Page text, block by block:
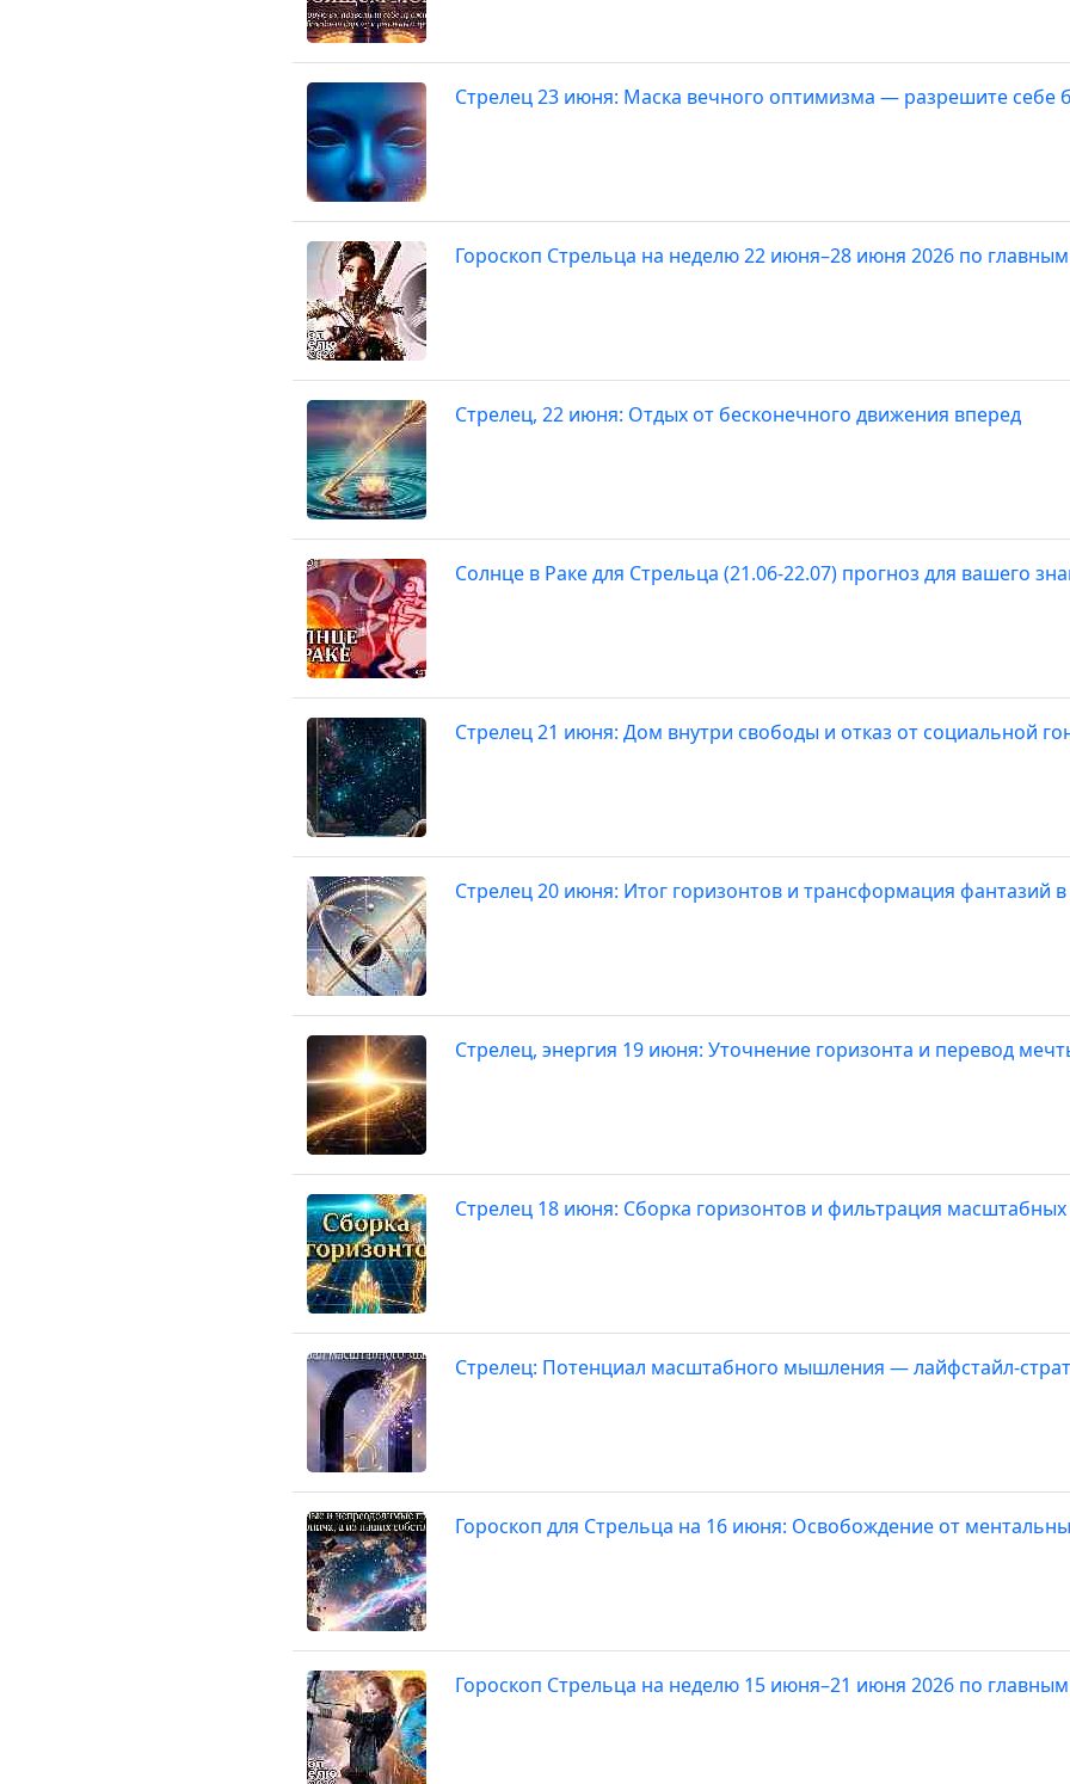
Стрелец 23 июня: Маска вечного оптимизма — разрешите себе
Гороскоп Стрельца на неделю 22 июня–28 июня 2026 по
Стрелец, 22 июня: Отдых от бесконечного движения вперед
Солнце в Раке для Стрельца (21.06-22.07) прогноз для вашего
Стрелец 21 июня: Дом внутри свободы и отказ от социальной
Стрелец 20 июня: Итог горизонтов и трансформация фантазий
Стрелец, энергия 19 июня: Уточнение горизонта и перевод
Стрелец 18 июня: Сборка горизонтов и фильтрация
Стрелец: Потенциал масштабного мышления — лайфстайл-
Гороскоп для Стрельца на 16 июня: Освобождение от
Гороскоп Стрельца на неделю 15 июня–21 июня 2026 по